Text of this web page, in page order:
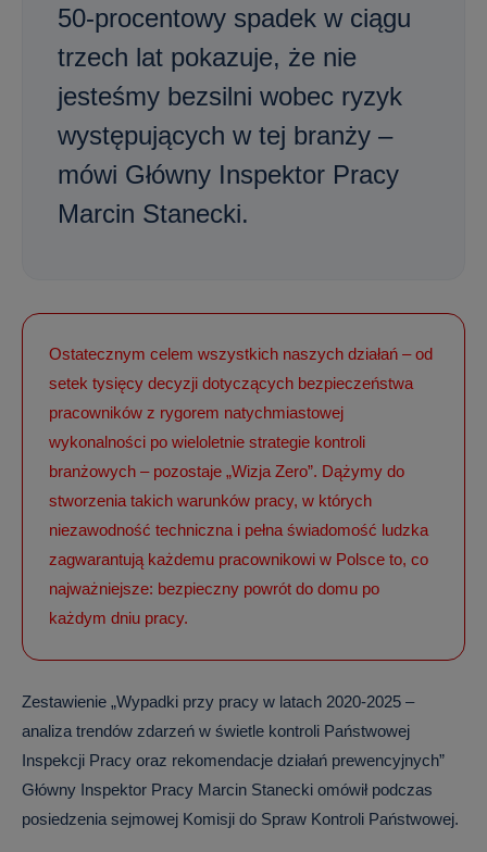
50-procentowy spadek w ciągu
trzech lat pokazuje, że nie
jesteśmy bezsilni wobec ryzyk
występujących w tej branży –
mówi Główny Inspektor Pracy
Marcin Stanecki.
Ostatecznym celem wszystkich naszych działań – od
setek tysięcy decyzji dotyczących bezpieczeństwa
pracowników z rygorem natychmiastowej
wykonalności po wieloletnie strategie kontroli
branżowych – pozostaje „Wizja Zero”. Dążymy do
stworzenia takich warunków pracy, w których
niezawodność techniczna i pełna świadomość ludzka
zagwarantują każdemu pracownikowi w Polsce to, co
najważniejsze: bezpieczny powrót do domu po
każdym dniu pracy.
Zestawienie „Wypadki przy pracy w latach 2020-2025 –
analiza trendów zdarzeń w świetle kontroli Państwowej
Inspekcji Pracy oraz rekomendacje działań prewencyjnych”
Główny Inspektor Pracy Marcin Stanecki omówił podczas
posiedzenia sejmowej Komisji do Spraw Kontroli Państwowej.